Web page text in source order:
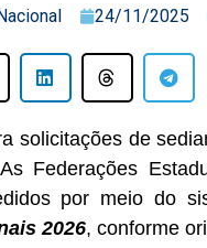
24/11/2025
solicitações de
Federações
por meio do
2026, conforme